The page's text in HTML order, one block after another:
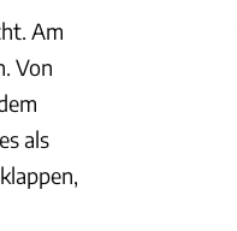
Am
Von
als